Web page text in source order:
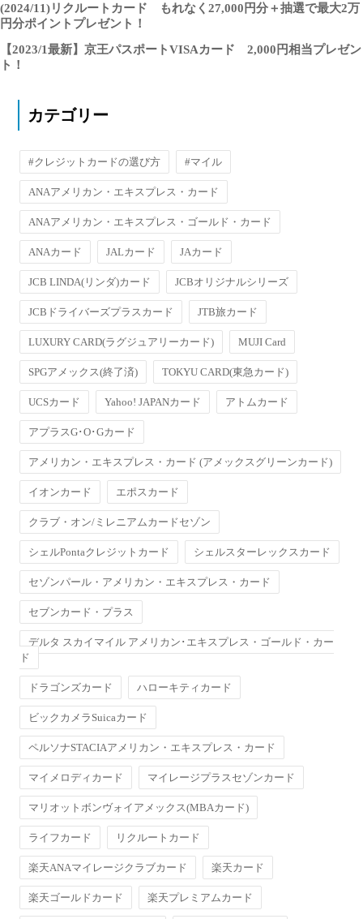
(2024/11)リクルートカード もれなく27,000円分＋抽選で最大2万
円分ポイントプレゼント！
【2023/1最新】京王パスポートVISAカード 2,000円相当プレゼン
ト！
カテゴリー
#クレジットカードの選び方 #マイル
ANAアメリカン・エキスプレス・カード
ANAアメリカン・エキスプレス・ゴールド・カード
ANAカード JALカード JAカード
JCB LINDA(リンダ)カード JCBオリジナルシリーズ
JCBドライバーズプラスカード JTB旅カード
LUXURY CARD(ラグジュアリーカード) MUJI Card
SPGアメックス(終了済) TOKYU CARD(東急カード)
UCSカード Yahoo! JAPANカード アトムカード
アプラスG･O･Gカード
アメリカン・エキスプレス・カード (アメックスグリーンカード)
イオンカード エポスカード
クラブ・オン/ミレニアムカードセゾン
シェルPontaクレジットカード シェルスターレックスカード
セゾンパール・アメリカン・エキスプレス・カード
セブンカード・プラス
デルタ スカイマイル アメリカン･エキスプレス・ゴールド・カー
ド
ドラゴンズカード ハローキティカード
ビックカメラSuicaカード
ペルソナSTACIAアメリカン・エキスプレス・カード
マイメロディカード マイレージプラスセゾンカード
マリオットボンヴォイアメックス(MBAカード)
ライフカード リクルートカード
楽天ANAマイレージクラブカード 楽天カード
楽天ゴールドカード 楽天プレミアムカード